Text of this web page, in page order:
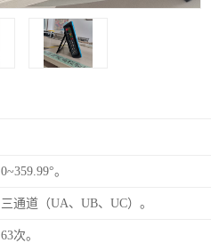
0~359.99°。
三通道（UA、UB、UC）。
63次。